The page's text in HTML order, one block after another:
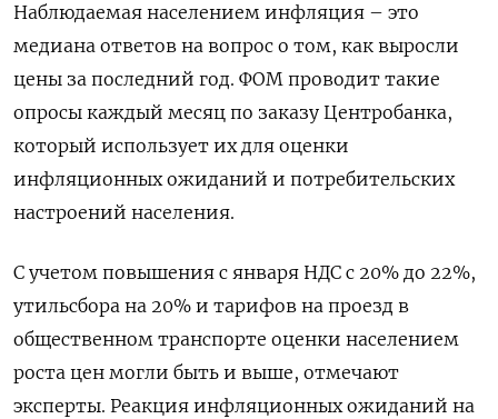
Наблюдаемая населением инфляция – это
медиана ответов на вопрос о том, как выросли
цены за последний год. ФОМ проводит такие
опросы каждый месяц по заказу Центробанка,
который использует их для оценки
инфляционных ожиданий и потребительских
настроений населения.
С учетом повышения с января НДС с 20% до 22%,
утильсбора на 20% и тарифов на проезд в
общественном транспорте оценки населением
роста цен могли быть и выше, отмечают
эксперты. Реакция инфляционных ожиданий на